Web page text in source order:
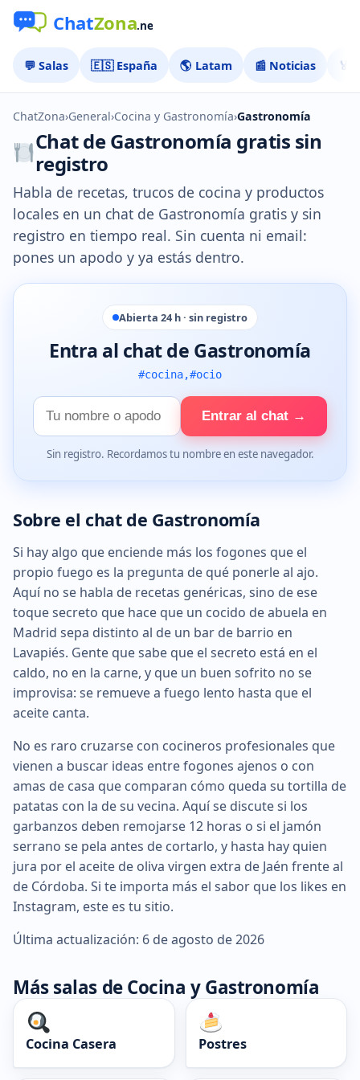
💬 Salas 🇪🇸 España 🌎 Latam 📰 Noticias 🏅
ChatZona›General›Cocina y Gastronomía›Gastronomía
Chat de Gastronomía gratis sin
registro
Habla de recetas, trucos de cocina y productos
locales en un chat de Gastronomía gratis y sin
registro en tiempo real. Sin cuenta ni email:
pones un apodo y ya estás dentro.
Abierta 24 h · sin registro
Entra al chat de Gastronomía
#cocina,#ocio
Tu
nombre
Entrar al chat →
Sin registro. Recordamos tu nombre en este navegador.
Sobre el chat de Gastronomía
Si hay algo que enciende más los fogones que el
propio fuego es la pregunta de qué ponerle al ajo.
Aquí no se habla de recetas genéricas, sino de ese
toque secreto que hace que un cocido de abuela en
Madrid sepa distinto al de un bar de barrio en
Lavapiés. Gente que sabe que el secreto está en el
caldo, no en la carne, y que un buen sofrito no se
improvisa: se remueve a fuego lento hasta que el
aceite canta.
No es raro cruzarse con cocineros profesionales que
vienen a buscar ideas entre fogones ajenos o con
amas de casa que comparan cómo queda su tortilla de
patatas con la de su vecina. Aquí se discute si los
garbanzos deben remojarse 12 horas o si el jamón
serrano se pela antes de cortarlo, y hasta hay quien
jura por el aceite de oliva virgen extra de Jaén frente al
de Córdoba. Si te importa más el sabor que los likes en
Instagram, este es tu sitio.
Última actualización: 6 de agosto de 2026
Más salas de Cocina y Gastronomía
Cocina Casera Postres